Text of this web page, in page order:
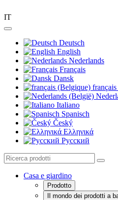
IT
Deutsch
English
Nederlands
Français
Dansk
Italiano
Spanisch
Český
Ελληνικά
Pусский
Casa e giardino
Prodotto
Il mondo dei prodotti a